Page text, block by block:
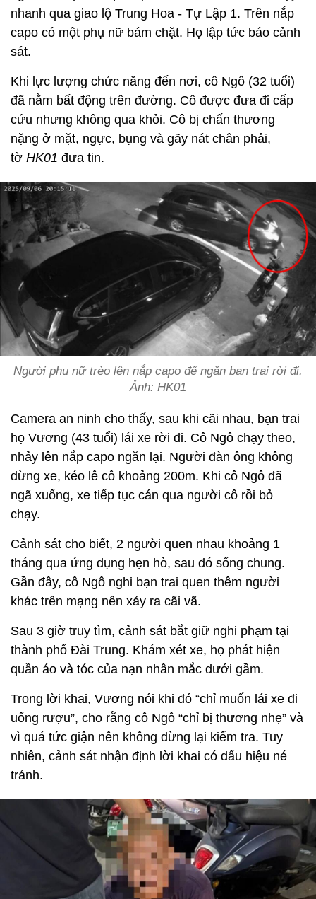
nhanh qua giao lộ Trung Hoa - Tự Lập 1. Trên nắp
capo có một phụ nữ bám chặt. Họ lập tức báo cảnh
sát.
Khi lực lượng chức năng đến nơi, cô Ngô (32 tuổi)
đã nằm bất động trên đường. Cô được đưa đi cấp
cứu nhưng không qua khỏi. Cô bị chấn thương
nặng ở mặt, ngực, bụng và gãy nát chân phải,
tờ HK01 đưa tin.
Người phụ nữ trèo lên nắp capo để ngăn bạn trai rời đi.
Ảnh: HK01
Camera an ninh cho thấy, sau khi cãi nhau, bạn trai
họ Vương (43 tuổi) lái xe rời đi. Cô Ngô chạy theo,
nhảy lên nắp capo ngăn lại. Người đàn ông không
dừng xe, kéo lê cô khoảng 200m. Khi cô Ngô đã
ngã xuống, xe tiếp tục cán qua người cô rồi bỏ
chạy.
Cảnh sát cho biết, 2 người quen nhau khoảng 1
tháng qua ứng dụng hẹn hò, sau đó sống chung.
Gần đây, cô Ngô nghi bạn trai quen thêm người
khác trên mạng nên xảy ra cãi vã.
Sau 3 giờ truy tìm, cảnh sát bắt giữ nghi phạm tại
thành phố Đài Trung. Khám xét xe, họ phát hiện
quần áo và tóc của nạn nhân mắc dưới gầm.
Trong lời khai, Vương nói khi đó “chỉ muốn lái xe đi
uống rượu”, cho rằng cô Ngô “chỉ bị thương nhẹ” và
vì quá tức giận nên không dừng lại kiểm tra. Tuy
nhiên, cảnh sát nhận định lời khai có dấu hiệu né
tránh.